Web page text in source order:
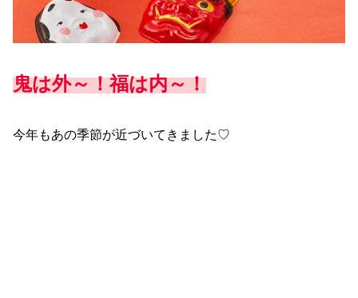
鬼は外～！福は内～！
今年もあの季節が近づいてきました♡